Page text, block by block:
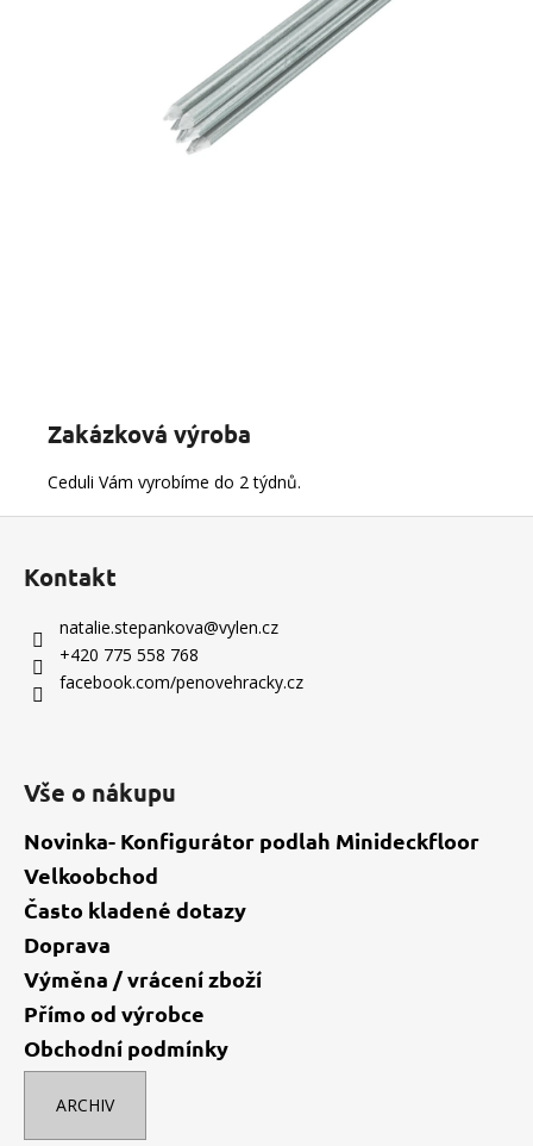
Zakázková výroba
Ceduli Vám vyrobíme do 2 týdnů.
Kontakt
natalie.stepankova@vylen.cz
+420 775 558 768
facebook.com/penovehracky.cz
Vše o nákupu
Novinka- Konfigurátor podlah Minideckfloor
Velkoobchod
Často kladené dotazy
Doprava
Výměna / vrácení zboží
Přímo od výrobce
Obchodní podmínky
ARCHIV